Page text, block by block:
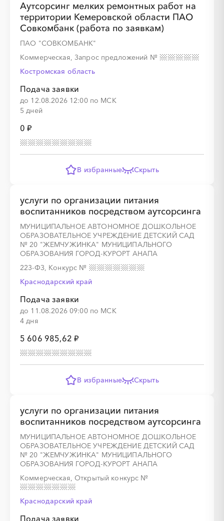
Аутсорсинг мелких ремонтных работ на
территории Кемеровской области ПАО
Совкомбанк (работа по заявкам)
ПАО "СОВКОМБАНК"
Коммерческая, Запрос предложений №
Костромская область
Подача заявки
до 12.08.2026 12:00 по МСК
5 дней
0 ₽
В избранные Скрыть
услуги по организации питания
воспитанников посредством аутсорсинга
МУНИЦИПАЛЬНОЕ АВТОНОМНОЕ ДОШКОЛЬНОЕ
ОБРАЗОВАТЕЛЬНОЕ УЧРЕЖДЕНИЕ ДЕТСКИЙ САД
№ 20 "ЖЕМЧУЖИНКА" МУНИЦИПАЛЬНОГО
ОБРАЗОВАНИЯ ГОРОД-КУРОРТ АНАПА
223-ФЗ, Конкурс №
Краснодарский край
Подача заявки
до 11.08.2026 09:00 по МСК
4 дня
5 606 985,62 ₽
В избранные Скрыть
услуги по организации питания
воспитанников посредством аутсорсинга
МУНИЦИПАЛЬНОЕ АВТОНОМНОЕ ДОШКОЛЬНОЕ
ОБРАЗОВАТЕЛЬНОЕ УЧРЕЖДЕНИЕ ДЕТСКИЙ САД
№ 20 "ЖЕМЧУЖИНКА" МУНИЦИПАЛЬНОГО
ОБРАЗОВАНИЯ ГОРОД-КУРОРТ АНАПА
Коммерческая, Открытый конкурс №
Краснодарский край
Подача заявки